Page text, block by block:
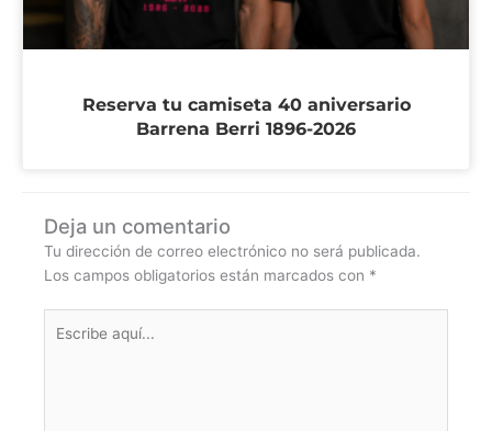
Reserva tu camiseta 40 aniversario
Barrena Berri 1896-2026
Deja un comentario
Tu dirección de correo electrónico no será publicada.
Los campos obligatorios están marcados con *
aquí...